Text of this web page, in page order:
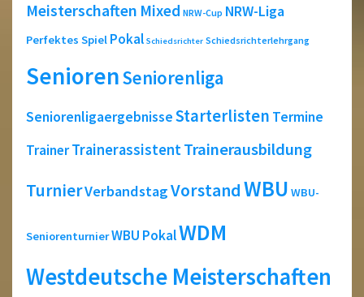
Meisterschaften Mixed NRW-Cup NRW-Liga
Perfektes Spiel Pokal Schiedsrichter Schiedsrichterlehrgang
SeniorenSeniorenliga
SeniorenligaergebnisseStarterlisten Termine
TrainerTrainerassistentTrainerausbildung
TurnierVerbandstagVorstandWBU WBU-
SeniorenturnierWBU PokalWDM
Westdeutsche Meisterschaften